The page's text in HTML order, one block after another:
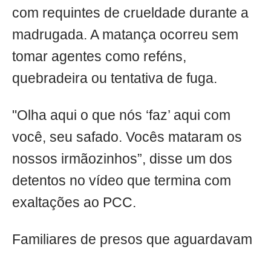
com requintes de crueldade durante a
madrugada. A matança ocorreu sem
tomar agentes como reféns,
quebradeira ou tentativa de fuga.
"Olha aqui o que nós ‘faz’ aqui com
você, seu safado. Vocês mataram os
nossos irmãozinhos”, disse um dos
detentos no vídeo que termina com
exaltações ao PCC.
Familiares de presos que aguardavam